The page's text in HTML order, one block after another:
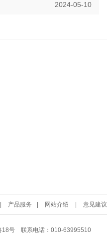
2024-05-10
产品服务 网站介绍 意见建议
18号 联系电话：010-63995510